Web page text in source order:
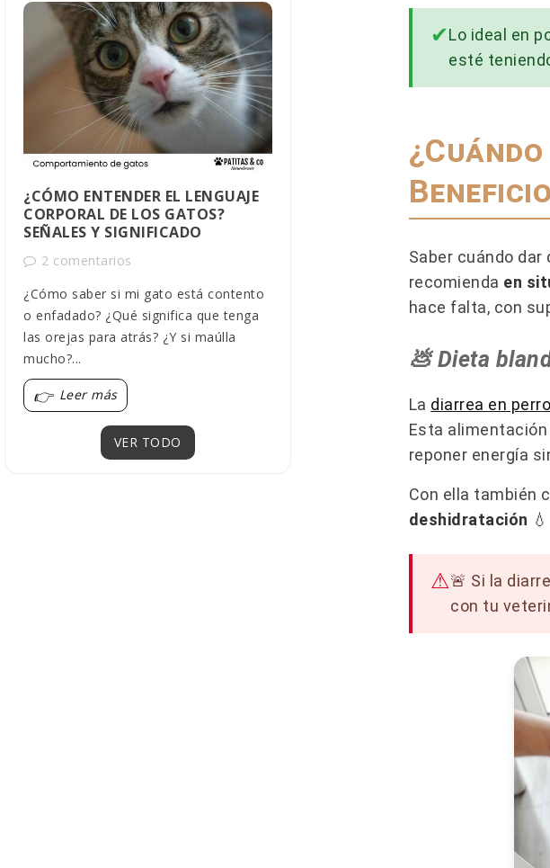
¿CÓMO ENTENDER EL LENGUAJE
CORPORAL DE LOS GATOS?
SEÑALES Y SIGNIFICADO
2 comentarios
¿Cómo saber si mi gato está contento
o enfadado? ¿Qué significa que tenga
las orejas para atrás? ¿Y si maúlla
mucho?...
Leer más
CÓMO SABER SI UN GATO ES
MACHO O HEMBRA
Descubre cómo diferenciar el sexo de
tu gato con métodos visuales y de
comportamiento. Explicación
VER TODO
Lo ideal en
esté
Saber cuándo
recomienda en
hace falta, con
💩 Dieta
La diarrea en
Esta alimentación
reponer energía
Con ella también
deshidratación
🚨 Si la
con tu